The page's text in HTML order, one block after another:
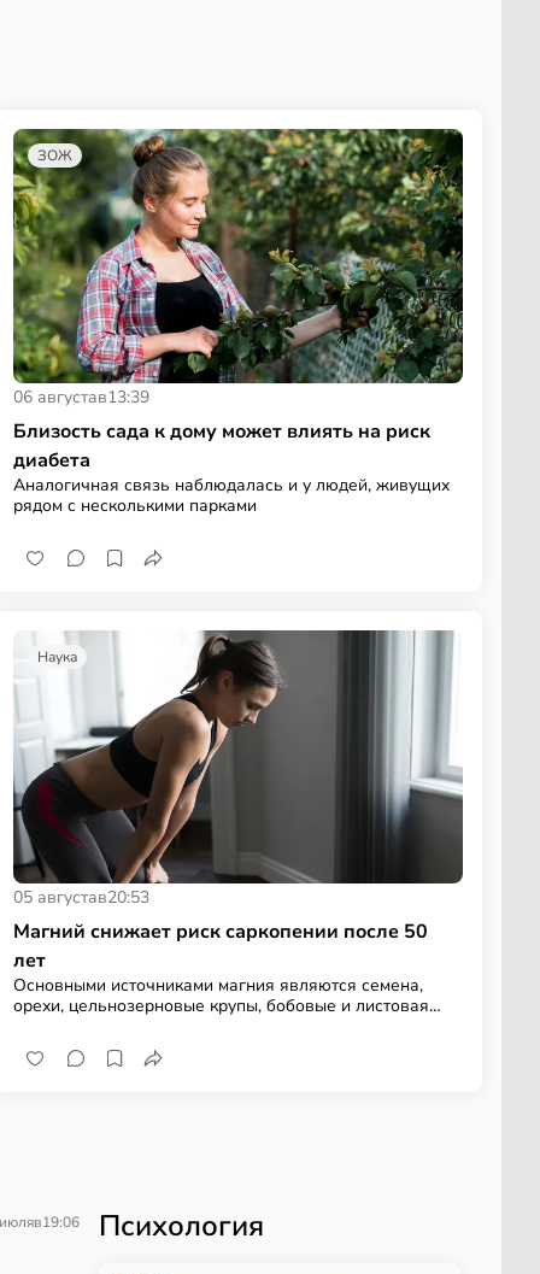
ЗОЖ
06 августав13:39
Близость сада к дому может влиять на риск
диабета
Аналогичная связь наблюдалась и у людей, живущих
рядом с несколькими парками
Наука
05 августав20:53
Магний снижает риск саркопении после 50
лет
Основными источниками магния являются семена,
орехи, цельнозерновые крупы, бобовые и листовая
в19:06 Психология